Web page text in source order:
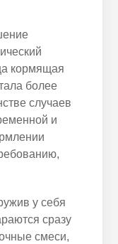
кормящая
более
случаев
и
у себя
сразу
смеси,